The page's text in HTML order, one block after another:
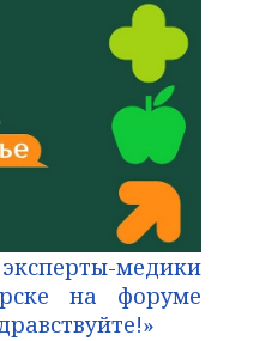
медики
на форуме